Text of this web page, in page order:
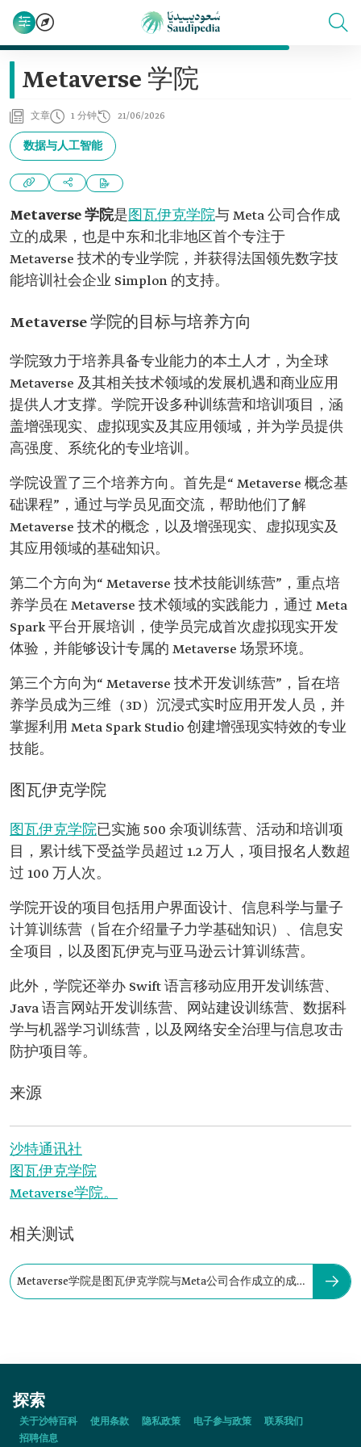
Metaverse 学院
文章 1 分钟 21/06/2026
数据与人工智能
Metaverse 学院是图瓦伊克学院与 Meta 公司合作成
立的成果，也是中东和北非地区首个专注于
Metaverse 技术的专业学院，并获得法国领先数字技
能培训社会企业 Simplon 的支持。
Metaverse 学院的目标与培养方向
学院致力于培养具备专业能力的本土人才，为全球
Metaverse 及其相关技术领域的发展机遇和商业应用
提供人才支撑。学院开设多种训练营和培训项目，涵
盖增强现实、虚拟现实及其应用领域，并为学员提供
高强度、系统化的专业培训。
学院设置了三个培养方向。首先是“ Metaverse 概念基
础课程”，通过与学员见面交流，帮助他们了解
Metaverse 技术的概念，以及增强现实、虚拟现实及
其应用领域的基础知识。
第二个方向为“ Metaverse 技术技能训练营”，重点培
养学员在 Metaverse 技术领域的实践能力，通过 Meta
Spark 平台开展培训，使学员完成首次虚拟现实开发
体验，并能够设计专属的 Metaverse 场景环境。
第三个方向为“ Metaverse 技术开发训练营”，旨在培
养学员成为三维（3D）沉浸式实时应用开发人员，并
掌握利用 Meta Spark Studio 创建增强现实特效的专业
技能。
图瓦伊克学院
图瓦伊克学院已实施 500 余项训练营、活动和培训项
目，累计线下受益学员超过 1.2 万人，项目报名人数超
过 100 万人次。
学院开设的项目包括用户界面设计、信息科学与量子
计算训练营（旨在介绍量子力学基础知识）、信息安
全项目，以及图瓦伊克与亚马逊云计算训练营。
此外，学院还举办 Swift 语言移动应用开发训练营、
Java 语言网站开发训练营、网站建设训练营、数据科
学与机器学习训练营，以及网络安全治理与信息攻击
防护项目等。
来源
沙特通讯社
图瓦伊克学院
Metaverse学院。
相关测试
Metaverse学院是图瓦伊克学院与Meta公司合作成立的成
探索
关于沙特百科 使用条款 隐私政策 电子参与政策
联系我们
招聘信息